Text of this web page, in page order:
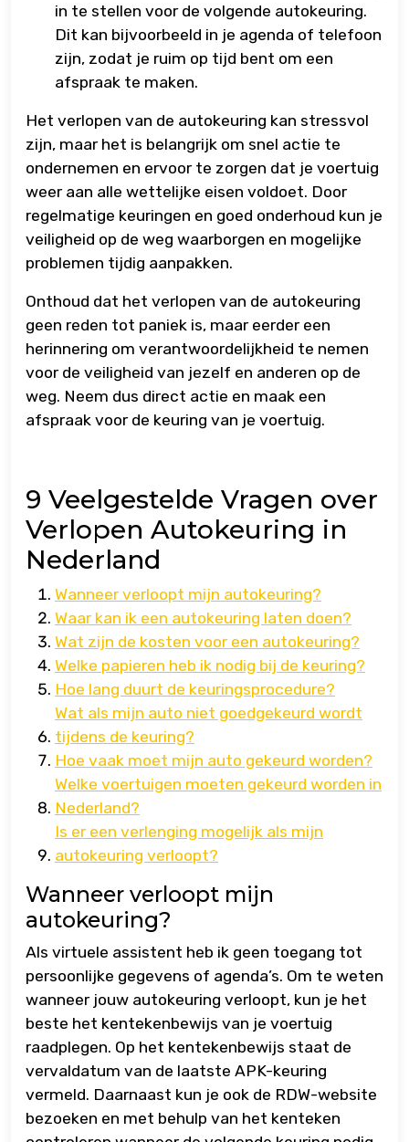
in te stellen voor de volgende autokeuring.
Dit kan bijvoorbeeld in je agenda of telefoon
zijn, zodat je ruim op tijd bent om een
afspraak te maken.
Het verlopen van de autokeuring kan stressvol
zijn, maar het is belangrijk om snel actie te
ondernemen en ervoor te zorgen dat je voertuig
weer aan alle wettelijke eisen voldoet. Door
regelmatige keuringen en goed onderhoud kun je
veiligheid op de weg waarborgen en mogelijke
problemen tijdig aanpakken.
Onthoud dat het verlopen van de autokeuring
geen reden tot paniek is, maar eerder een
herinnering om verantwoordelijkheid te nemen
voor de veiligheid van jezelf en anderen op de
weg. Neem dus direct actie en maak een
afspraak voor de keuring van je voertuig.
9 Veelgestelde Vragen over
Verlopen Autokeuring in
Nederland
Wanneer verloopt mijn autokeuring?
Waar kan ik een autokeuring laten doen?
Wat zijn de kosten voor een autokeuring?
Welke papieren heb ik nodig bij de keuring?
Hoe lang duurt de keuringsprocedure?
Wat als mijn auto niet goedgekeurd wordt
tijdens de keuring?
Hoe vaak moet mijn auto gekeurd worden?
Welke voertuigen moeten gekeurd worden in
Nederland?
Is er een verlenging mogelijk als mijn
autokeuring verloopt?
Wanneer verloopt mijn
autokeuring?
Als virtuele assistent heb ik geen toegang tot
persoonlijke gegevens of agenda’s. Om te weten
wanneer jouw autokeuring verloopt, kun je het
beste het kentekenbewijs van je voertuig
raadplegen. Op het kentekenbewijs staat de
vervaldatum van de laatste APK-keuring
vermeld. Daarnaast kun je ook de RDW-website
bezoeken en met behulp van het kenteken